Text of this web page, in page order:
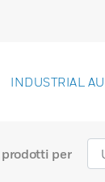
INDUSTRIAL
per